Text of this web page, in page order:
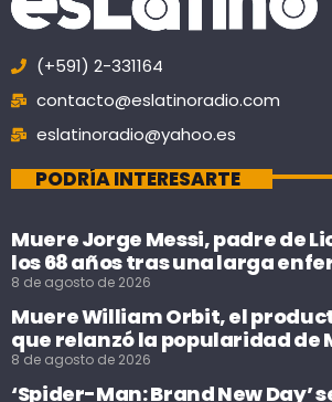
(+591) 2-331164
contacto@eslatinoradio.com
eslatinoradio@yahoo.es
PODRÍA INTERESARTE
Muere Jorge Messi, padre de
los 68 años tras una larga
8 de agosto de 2026
Muere William Orbit, el
que relanzó la popularidad de
8 de agosto de 2026
‘Spider-Man: Brand New Day’